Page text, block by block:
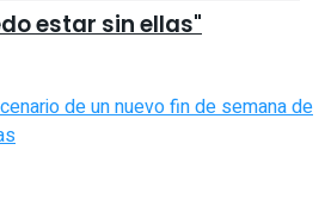
estar sin ellas"